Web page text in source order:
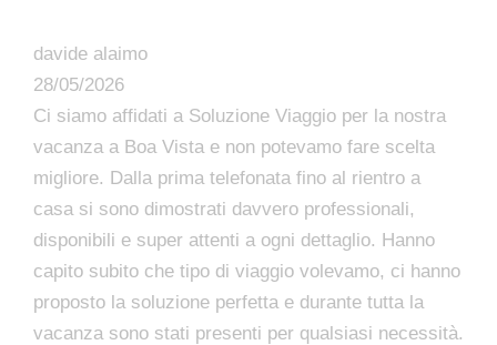
davide alaimo
28/05/2026
Ci siamo affidati a Soluzione Viaggio per la nostra
vacanza a Boa Vista e non potevamo fare scelta
migliore. Dalla prima telefonata fino al rientro a
casa si sono dimostrati davvero professionali,
disponibili e super attenti a ogni dettaglio. Hanno
capito subito che tipo di viaggio volevamo, ci hanno
proposto la soluzione perfetta e durante tutta la
vacanza sono stati presenti per qualsiasi necessità.